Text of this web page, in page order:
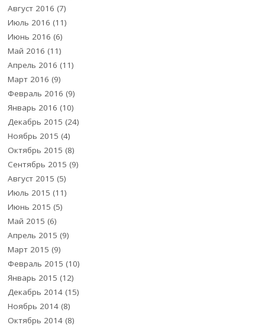
Август 2016 (7)
Июль 2016 (11)
Июнь 2016 (6)
Май 2016 (11)
Апрель 2016 (11)
Март 2016 (9)
Февраль 2016 (9)
Январь 2016 (10)
Декабрь 2015 (24)
Ноябрь 2015 (4)
Октябрь 2015 (8)
Сентябрь 2015 (9)
Август 2015 (5)
Июль 2015 (11)
Июнь 2015 (5)
Май 2015 (6)
Апрель 2015 (9)
Март 2015 (9)
Февраль 2015 (10)
Январь 2015 (12)
Декабрь 2014 (15)
Ноябрь 2014 (8)
Октябрь 2014 (8)